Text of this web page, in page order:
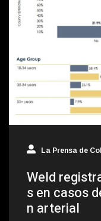
La Prensa de
Weld
s en casos
n arterial